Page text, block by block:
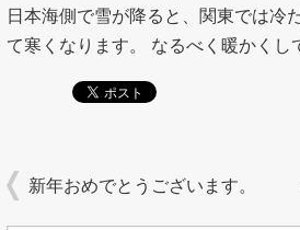
日本海側で雪が降ると、関東では冷
て寒くなります。 なるべく暖かくし
新年おめでとうございます。